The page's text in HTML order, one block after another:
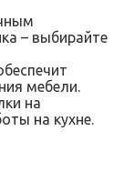
– выбирайте
мебели.
на
на кухне.